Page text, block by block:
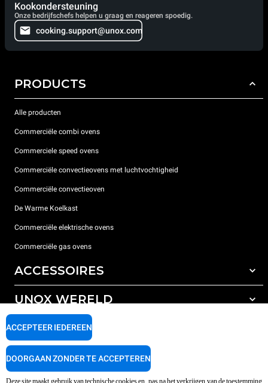
Kookondersteuning
Onze bedrijfschefs helpen u graag en reageren spoedig.
cooking.support@unox.com
PRODUCTS
Alle producten
Commerciële combi ovens
Commerciele speed ovens
Commerciële convectieovens met luchtvochtigheid
Commerciële convectieoven
De Warme Koelkast
Commerciële elektrische ovens
Commerciële gas ovens
ACCESSOIRES
All the accessories
Detergenten voor automatisch wassen
Detergenten voor handmatig wassen
Waterbehandeling met harsfilters
UNOX WERELD
Onze vestigingen wereldwijd
ONDERSTEUNING
Unox garantie
Deze site maakt gebruik van technische cookies en, pas na het verkrijgen van de toestemming
ACCEPTEER IEDEREEN
DOORGAAN ZONDER TE ACCEPTEREN